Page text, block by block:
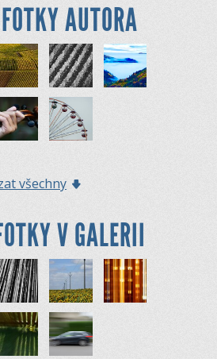
AUTORA
všechny
V GALERII